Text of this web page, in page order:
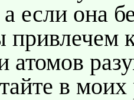
если она
атомов
в моих